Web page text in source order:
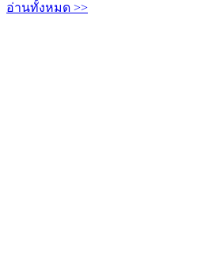
อ่านทั้งหมด >>